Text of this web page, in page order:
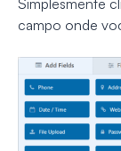
campo onde